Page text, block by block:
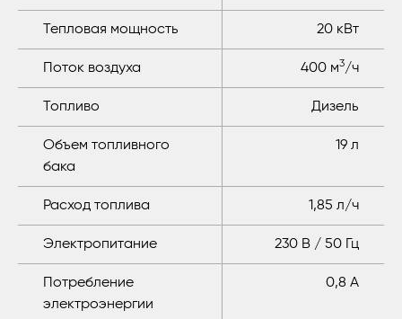
Тепловая мощность 20 кВт
Поток воздуха 400 м3/ч
Топливо Дизель
Объем топливного
бака
19 л
Расход топлива 1,85 л/ч
Электропитание 230 В / 50 Гц
Потребление
электроэнергии
0,8 А